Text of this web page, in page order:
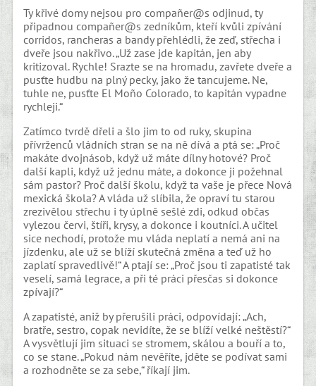
Ty křivé domy nejsou pro compañer@s odjinud, ty
připadnou compañer@s zedníkům, kteří kvůli zpívání
corridos, rancheras a bandy přehlédli, že zeď, střecha i
dveře jsou nakřivo. „Už zase jde kapitán, jen aby
kritizoval. Rychle! Srazte se na hromadu, zavřete dveře a
pusťte hudbu na plný pecky, jako že tancujeme. Ne,
tuhle ne, pusťte El Moño Colorado, to kapitán vypadne
rychleji.“
Zatímco tvrdě dřeli a šlo jim to od ruky, skupina
přívrženců vládních stran se na ně dívá a ptá se: „Proč
makáte dvojnásob, když už máte dílny hotové? Proč
další kapli, když už jednu máte, a dokonce ji požehnal
sám pastor? Proč další školu, když ta vaše je přece Nová
mexická škola? A vláda už slíbila, že opraví tu starou
zrezivělou střechu i ty úplně sešlé zdi, odkud občas
vylezou červi, štíři, krysy, a dokonce i koutníci. A učitel
sice nechodí, protože mu vláda neplatí a nemá ani na
jízdenku, ale už se blíží skutečná změna a teď už ho
zaplatí spravedlivě!“ A ptají se: „Proč jsou ti zapatisté tak
veselí, samá legrace, a při té práci přesčas si dokonce
zpívají?“
A zapatisté, aniž by přerušili práci, odpovídají: „Ach,
bratře, sestro, copak nevidíte, že se blíží velké neštěstí?“
A vysvětlují jim situaci se stromem, skálou a bouří a to,
co se stane. „Pokud nám nevěříte, jděte se podívat sami
a rozhodněte se za sebe,“ říkají jim.